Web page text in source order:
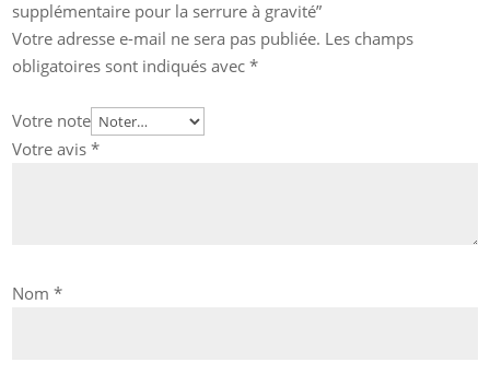
supplémentaire pour la serrure à gravité”
Votre adresse e-mail ne sera pas publiée. Les champs
obligatoires sont indiqués avec*
Votre note
Votre avis*
Nom*